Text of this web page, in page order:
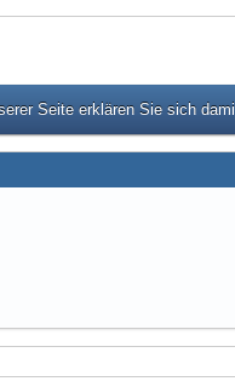
Seite erklären Sie sich